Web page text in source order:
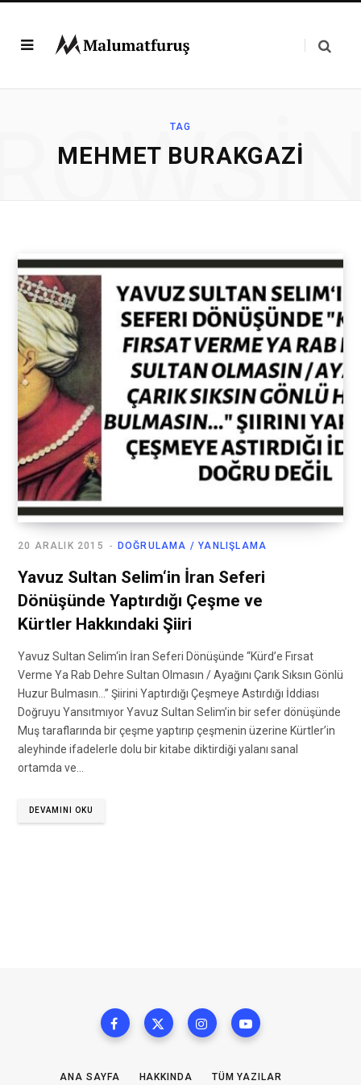
TAG
MEHMET BURAKGAZI
DOĞRULAMA / YANLIŞLAMA
20 ARALIK 2015
Yavuz Sultan Selim‘in İran Seferi
Dönüşünde Yaptırdığı Çeşme ve
Kürtler Hakkındaki Şiiri
Yavuz Sultan Selim‘in İran Seferi Dönüşünde “Kürd’e Fırsat
Verme Ya Rab Dehre Sultan Olmasın / Ayağını Çarık Sıksın Gönlü
Huzur Bulmasın…” Şiirini Yaptırdığı Çeşmeye Astırdığı İddiası
Doğruyu Yansıtmıyor Yavuz Sultan Selim’in bir sefer dönüşünde
Muş taraflarında bir çeşme yaptırıp çeşmenin üzerine Kürtler’in
aleyhinde ifadelerle dolu bir kitabe diktirdiği yalanı sanal
ortamda ve…
DEVAMINI OKU
ANA SAYFA HAKKINDA TÜM YAZILAR